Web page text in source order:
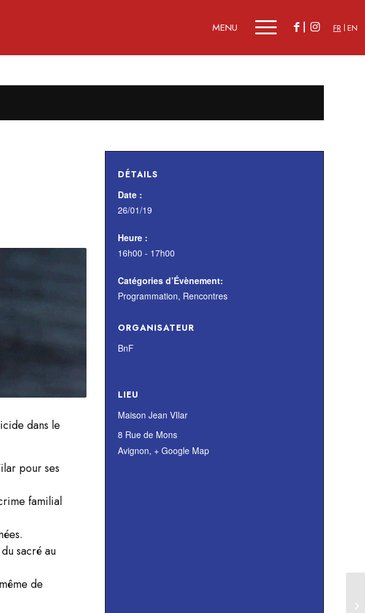
FR EN
dans le
pour ses
familial
sacré au
de
DÉTAILS
Date :
26/01/19
Heure :
16h00 - 17h00
Catégories d’Évènement:
Programmation, Rencontres
ORGANISATEUR
BnF
LIEU
Maison Jean VIlar
8 Rue de Mons
Avignon, + Google Map